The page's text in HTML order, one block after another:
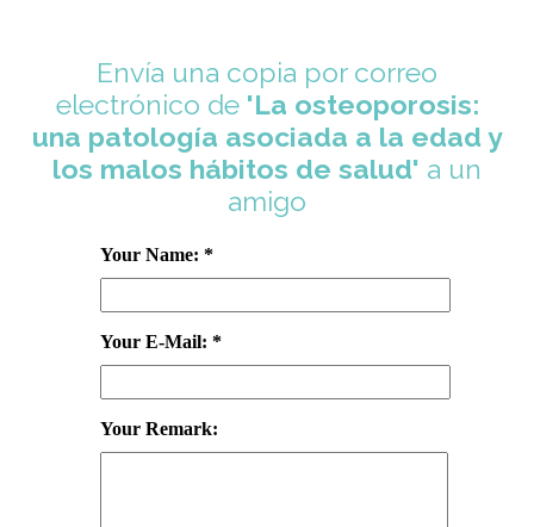
Envía una copia por correo
electrónico de 'La osteoporosis:
una patología asociada a la edad y
los malos hábitos de salud' a un
amigo
Your Name: *
Your E-Mail: *
Your Remark: